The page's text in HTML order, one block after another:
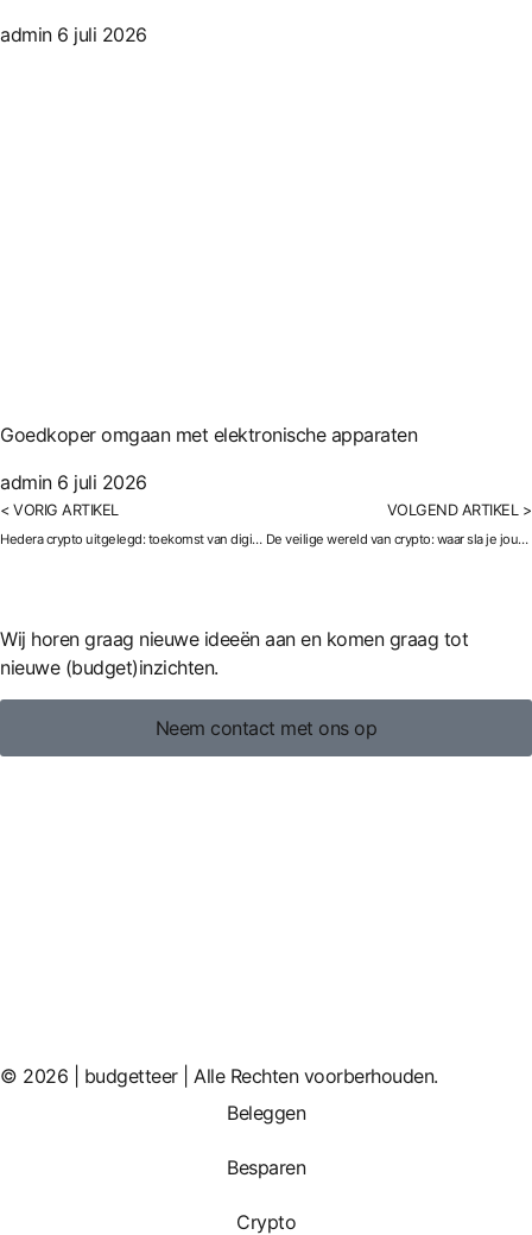
admin 6 juli 2026
Goedkoper omgaan met elektronische apparaten
admin 6 juli 2026
< VORIG ARTIKEL
Hedera crypto uitgelegd: toekomst van digitale transacties
VOLGEND ARTIKEL >
De veilige wereld van crypto: waar sla je jouw digitale munten op?
Wij horen graag nieuwe ideeën aan en komen graag tot
nieuwe (budget)inzichten.
Neem contact met ons op
© 2026 | budgetteer | Alle Rechten voorberhouden.
Beleggen
Besparen
Crypto